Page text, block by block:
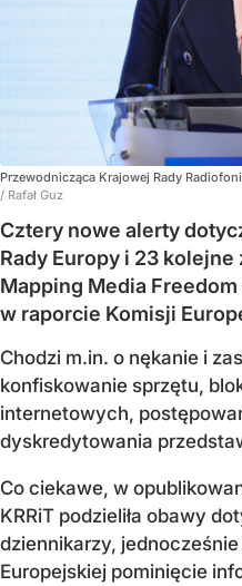
Przewodnicząca Krajowej Rady
/ Rafał Guz
Cztery nowe alerty
Rady Europy i 23
Mapping Media Freedom
w raporcie Komisji
Chodzi m.in. o nękanie i
konfiskowanie sprzętu,
internetowych,
dyskredytowania
Co ciekawe, w
KRRiT podzieliła obawy
dziennikarzy,
Europejskiej pominięcie